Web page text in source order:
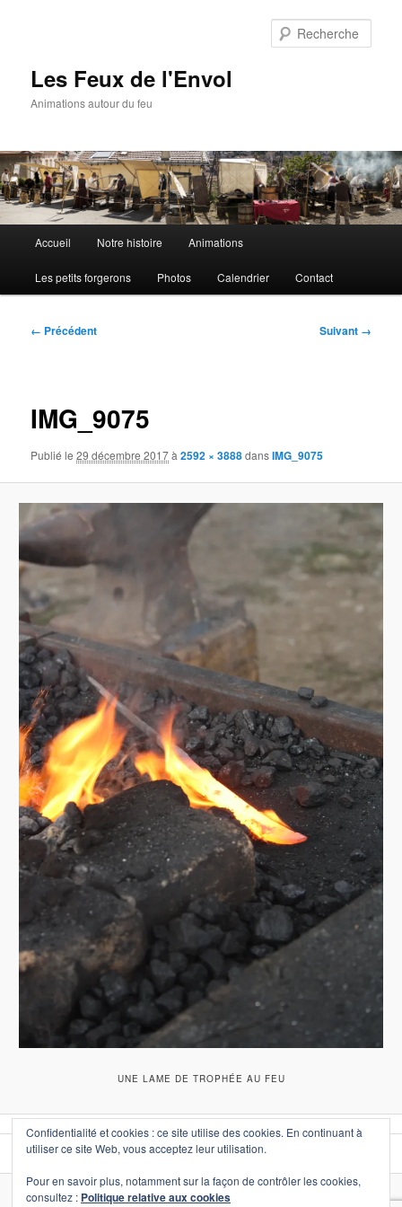
Les Feux de l'Envol
Animations autour du feu
Accueil Notre histoire Animations
Les petits forgerons Photos Calendrier Contact
Navigation
← Précédent Suivant →
IMG_9075
Publié le29 décembre 2017à2592 × 3888dansIMG_9075
UNE LAME DE TROPHÉE AU FEU
Confidentialité et cookies : ce site utilise des cookies. En continuant à
utiliser ce site Web, vous acceptez leur utilisation.
Pour en savoir plus, notamment sur la façon de contrôler les cookies,
consultez : Politique relative aux cookies